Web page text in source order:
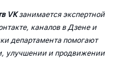
VKзанимается экспертной
каналов в Дзене и
департамента помогают
улучшении и продвижении